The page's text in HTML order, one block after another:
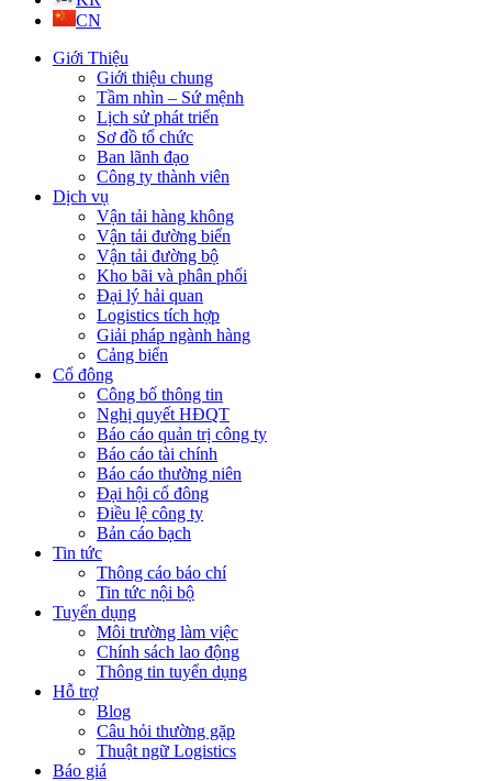
CN
Giới Thiệu
Giới thiệu chung
Tầm nhìn – Sứ mệnh
Lịch sử phát triển
Sơ đồ tổ chức
Ban lãnh đạo
Công ty thành viên
Dịch vụ
Vận tải hàng không
Vận tải đường biển
Vận tải đường bộ
Kho bãi và phân phối
Đại lý hải quan
Logistics tích hợp
Giải pháp ngành hàng
Cảng biển
Cổ đông
Công bố thông tin
Nghị quyết HĐQT
Báo cáo quản trị công ty
Báo cáo tài chính
Báo cáo thường niên
Đại hội cổ đông
Điều lệ công ty
Bản cáo bạch
Tin tức
Thông cáo báo chí
Tin tức nội bộ
Tuyển dụng
Môi trường làm việc
Chính sách lao động
Thông tin tuyển dụng
Hỗ trợ
Blog
Câu hỏi thường gặp
Thuật ngữ Logistics
Báo giá